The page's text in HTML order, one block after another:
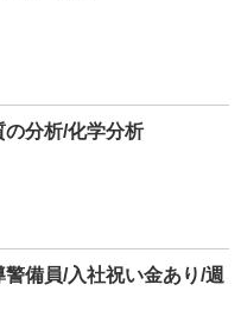
分析/化学分析
備員/入社祝い金あり/週